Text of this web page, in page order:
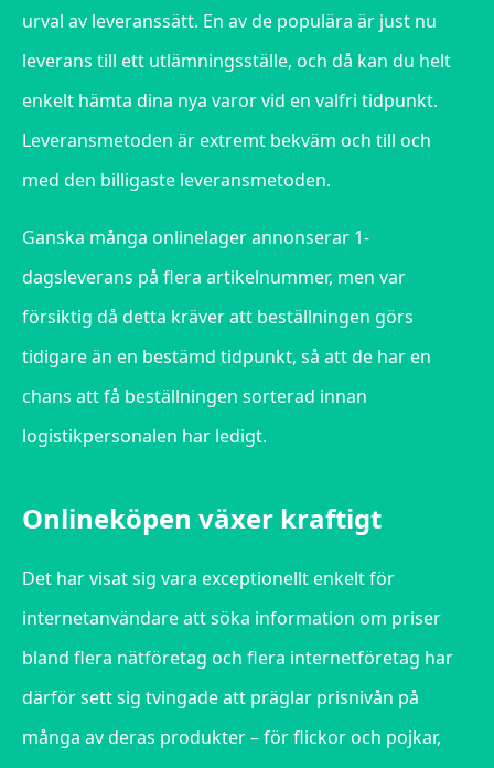
urval av leveranssätt. En av de populära är just nu
leverans till ett utlämningsställe, och då kan du helt
enkelt hämta dina nya varor vid en valfri tidpunkt.
Leveransmetoden är extremt bekväm och till och
med den billigaste leveransmetoden.
Ganska många onlinelager annonserar 1-
dagsleverans på flera artikelnummer, men var
försiktig då detta kräver att beställningen görs
tidigare än en bestämd tidpunkt, så att de har en
chans att få beställningen sorterad innan
logistikpersonalen har ledigt.
Onlineköpen växer kraftigt
Det har visat sig vara exceptionellt enkelt för
internetanvändare att söka information om priser
bland flera nätföretag och flera internetföretag har
därför sett sig tvingade att präglar prisnivån på
många av deras produkter – för flickor och pojkar,